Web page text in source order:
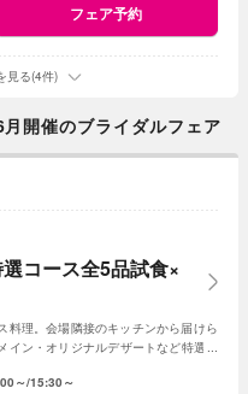
フェア予約
見る(4件)
開催のブライダルフェア
コース全5品試食×
料理。会場隣接のキッチンから届けら
イン・オリジナルデザートなど特選コ
～ 15:30～